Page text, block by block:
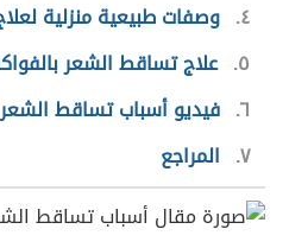
٤ وصفات طبيعية منزلية
٥ علاج تساقط الشعر
٦ فيديو أسباب تساقط
٧ المراجع